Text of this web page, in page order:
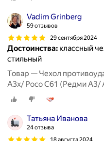
Vadim Grinberg
59 отзывов
29 сентября 2024
Достоинства: классный
стильный
Товар — Чехол
A3x/ Poco C61 (Редми
защитой камеры, черный
Татьяна Иванова
24 отзыва
18 августа 2024